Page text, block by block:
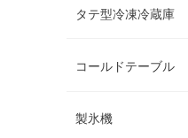
タテ型冷凍冷蔵庫
コールドテーブル
製氷機